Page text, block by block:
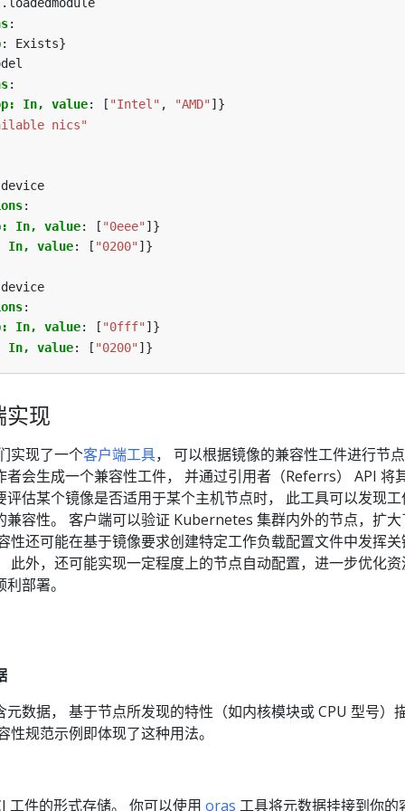
:
:
Exists}
:
In, value: [ "Intel" , "AMD" ]}
nics"
:
In, value: [ "0eee" ]}
In, value: [ "0200" ]}
:
In, value: [ "0fff" ]}
In, value: [ "0200" ]}
实现
实现了一个客户端工具， 可以根据镜像的兼容性工件进行节
者会生成一个兼容性工件， 并通过引用者（Referrs） API 将
估某个镜像是否适用于某个主机节点时， 此工具可以发现
兼容性。 客户端可以验证 Kubernetes 集群内外的节点，扩大
性还可能在基于镜像要求创建特定工作负载配置文件中发挥
此外，还可能实现一定程度上的节点自动配置，进一步优化
部署。
元数据， 基于节点所发现的特性（如内核模块或 CPU 型号）
性规范示例即体现了这种用法。
工件的形式存储。 你可以使用 oras 工具将元数据挂接到你的